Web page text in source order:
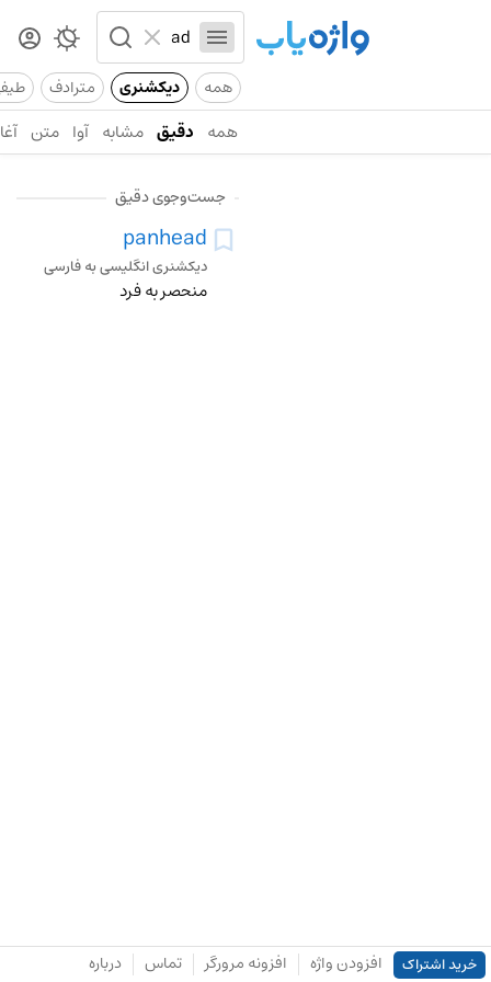
همه دیکشنری مترادف
همه دقیق مشابه آوا متن
جست‌وجوی دقیق
panhead
دیکشنری انگلیسی به فارسی
منحصر به فرد
خرید اشتراک افزودن واژه افزونه مرورگر تماس درباره